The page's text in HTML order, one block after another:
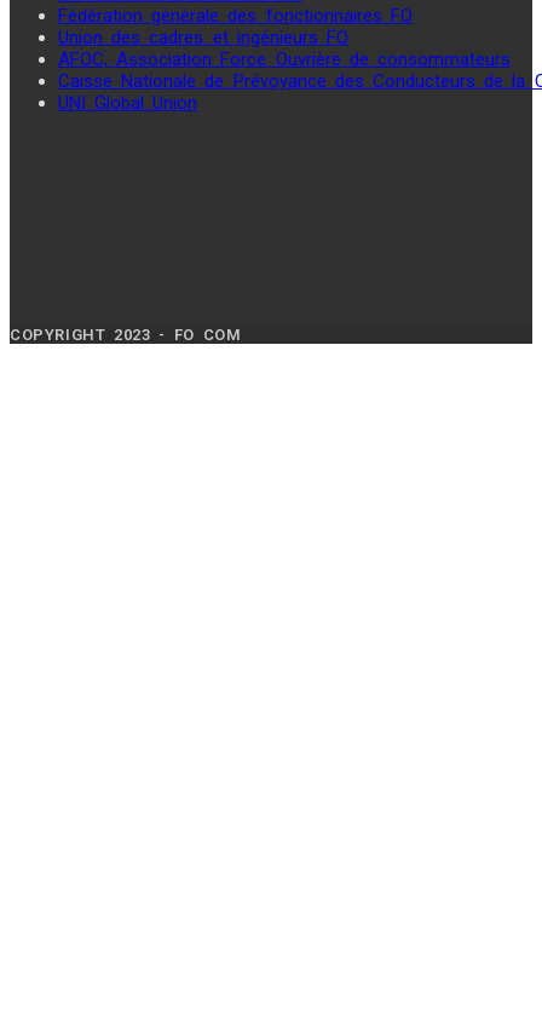
Fédération générale des fonctionnaires FO
Union des cadres et ingénieurs FO
AFOC, Association Force Ouvrière de consommateurs
Caisse Nationale de Prévoyance des Conducteurs de la
UNI Global Union
COPYRIGHT 2023 - FO COM